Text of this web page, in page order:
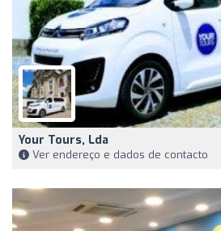
Your Tours, Lda
Ver endereço e dados de contacto